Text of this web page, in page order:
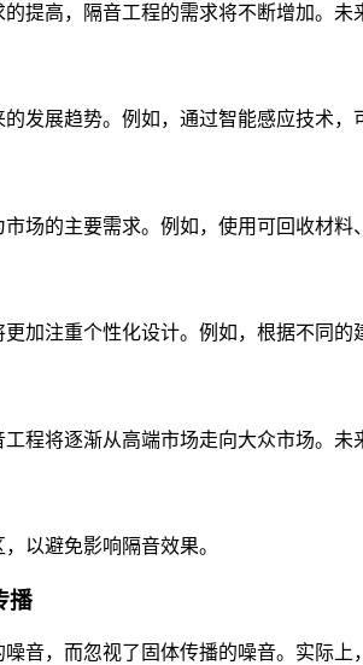
提高，隔音工程的需求将不断增加。
发展趋势。例如，通过智能感应技术
场的主要需求。例如，使用可回收材
加注重个性化设计。例如，根据不同
程将逐渐从高端市场走向大众市场。
以避免影响隔音效果。
播
音，而忽视了固体传播的噪音。实际